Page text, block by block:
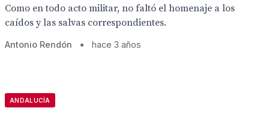
Como en todo acto militar, no faltó el homenaje a los
caídos y las salvas correspondientes.
Antonio Rendón • hace 3 años
ANDALUCÍA